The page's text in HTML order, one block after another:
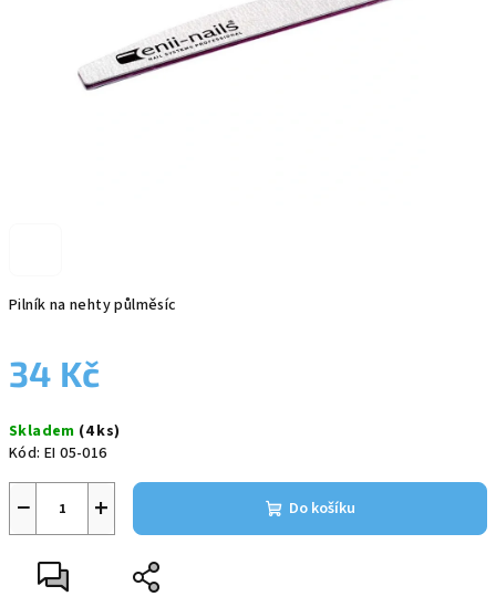
Pilník na nehty půlměsíc
34 Kč
cena:
Skladem (4 ks)
Kód: EI 05-016
+
− Do košíku